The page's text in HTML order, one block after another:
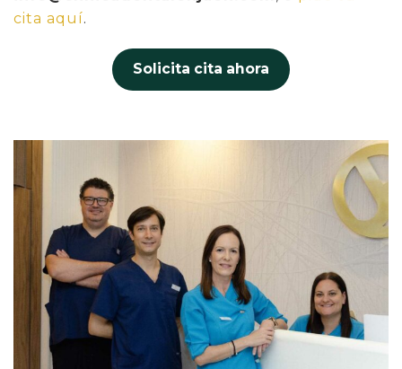
cita aquí.
Solicita cita ahora